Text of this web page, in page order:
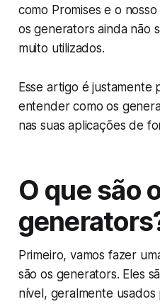
como Promises e o
os generators ainda não
muito utilizados.
Esse artigo é justamente
entender como os
nas suas aplicações de
O que são
Primeiro, vamos fazer
são os generators. Eles
nível, geralmente